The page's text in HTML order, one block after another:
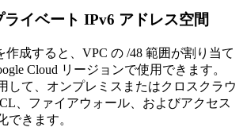
イベート IPv6 アドレス空間
作成すると、VPC の /48 範囲が割り当て
Cloud リージョンで使用できます。
して、オンプレミスまたはクロスクラウ
、ファイアウォール、およびアクセス
できます。